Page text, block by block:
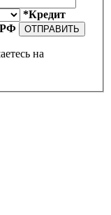
*Кредит
РФ
ОТПРАВИТЬ
на